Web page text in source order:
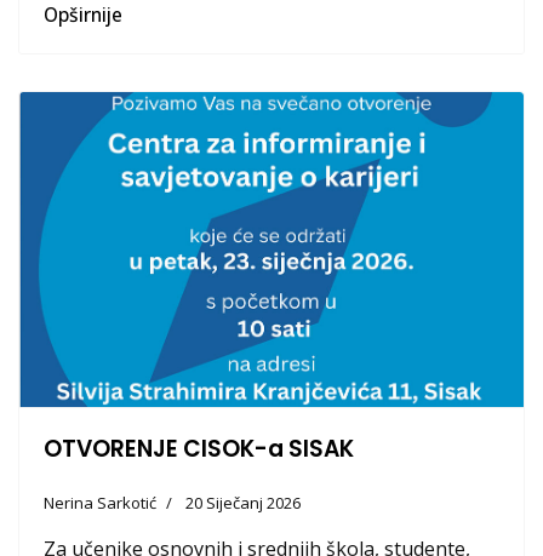
Opširnije
OTVORENJE CISOK-a SISAK
Nerina Sarkotić 20 Siječanj 2026
Za učenike osnovnih i srednjih škola, studente,